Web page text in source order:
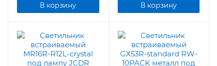
В корзину В корзину